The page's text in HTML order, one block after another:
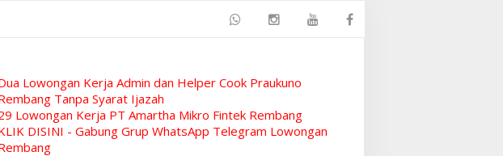
Lowongan Kerja Admin dan Helper Cook Praukuno
Tanpa Syarat Ijazah
Lowongan Kerja PT Amartha Mikro Fintek Rembang
DISINI - Gabung Grup WhatsApp Telegram Lowongan